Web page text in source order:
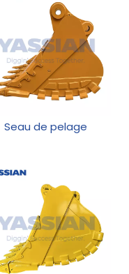
Seau de pelage